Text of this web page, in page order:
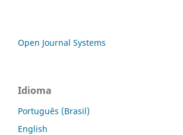
Open Journal Systems
Idioma
Português (Brasil)
English